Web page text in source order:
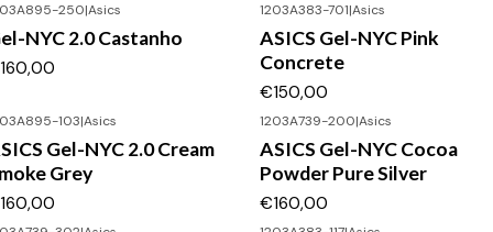
250|Asics
NYC 2.0 Castanho
1203A383-701|Asics
ASICS Gel-NYC Pink
Concrete
€150,00
103|Asics
Gel-NYC 2.0 Cream
Grey
1203A739-200|Asics
ASICS Gel-NYC Cocoa
Powder Pure Silver
€160,00